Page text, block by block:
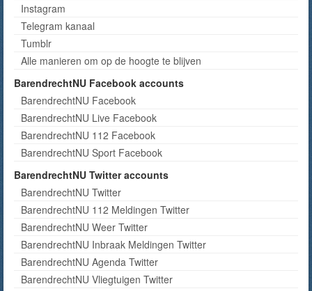
Instagram
Telegram kanaal
Tumblr
Alle manieren om op de hoogte te blijven
BarendrechtNU Facebook accounts
BarendrechtNU Facebook
BarendrechtNU Live Facebook
BarendrechtNU 112 Facebook
BarendrechtNU Sport Facebook
BarendrechtNU Twitter accounts
BarendrechtNU Twitter
BarendrechtNU 112 Meldingen Twitter
BarendrechtNU Weer Twitter
BarendrechtNU Inbraak Meldingen Twitter
BarendrechtNU Agenda Twitter
BarendrechtNU Vliegtuigen Twitter